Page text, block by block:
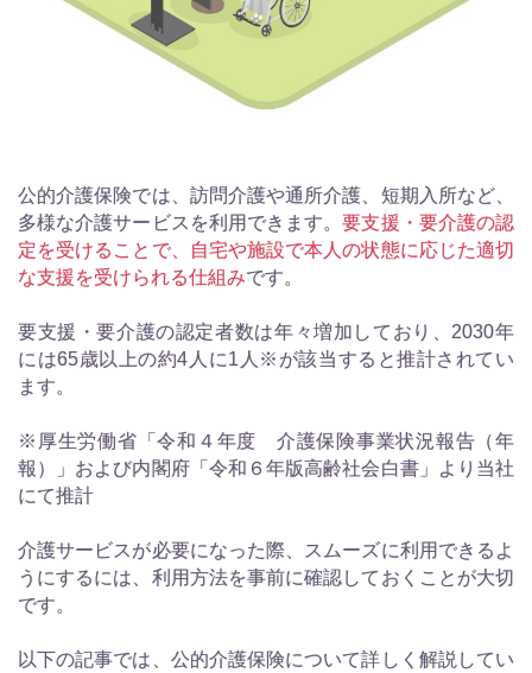
公的介護保険では、訪問介護や通所介護、短期入所など、
多様な介護サービスを利用できます。要支援・要介護の認
定を受けることで、自宅や施設で本人の状態に応じた適切
な支援を受けられる仕組みです。
要支援・要介護の認定者数は年々増加しており、2030年
には65歳以上の約4人に1人※が該当すると推計されてい
ます。
※厚生労働省「令和４年度 介護保険事業状況報告（年
報）」および内閣府「令和６年版高齢社会白書」より当社
にて推計
介護サービスが必要になった際、スムーズに利用できるよ
うにするには、利用方法を事前に確認しておくことが大切
です。
以下の記事では、公的介護保険について詳しく解説してい